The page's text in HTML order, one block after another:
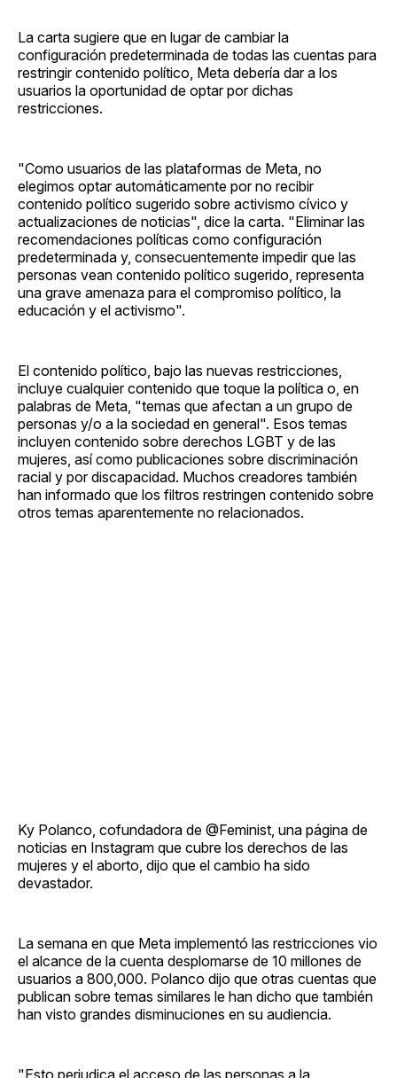
La carta sugiere que en lugar de cambiar la
configuración predeterminada de todas las cuentas para
restringir contenido político, Meta debería dar a los
usuarios la oportunidad de optar por dichas
restricciones.
"Como usuarios de las plataformas de Meta, no
elegimos optar automáticamente por no recibir
contenido político sugerido sobre activismo cívico y
actualizaciones de noticias", dice la carta. "Eliminar las
recomendaciones políticas como configuración
predeterminada y, consecuentemente impedir que las
personas vean contenido político sugerido, representa
una grave amenaza para el compromiso político, la
educación y el activismo".
El contenido político, bajo las nuevas restricciones,
incluye cualquier contenido que toque la política o, en
palabras de Meta, "temas que afectan a un grupo de
personas y/o a la sociedad en general". Esos temas
incluyen contenido sobre derechos LGBT y de las
mujeres, así como publicaciones sobre discriminación
racial y por discapacidad. Muchos creadores también
han informado que los filtros restringen contenido sobre
otros temas aparentemente no relacionados.
Ky Polanco, cofundadora de @Feminist, una página de
noticias en Instagram que cubre los derechos de las
mujeres y el aborto, dijo que el cambio ha sido
devastador.
La semana en que Meta implementó las restricciones vio
el alcance de la cuenta desplomarse de 10 millones de
usuarios a 800,000. Polanco dijo que otras cuentas que
publican sobre temas similares le han dicho que también
han visto grandes disminuciones en su audiencia.
"Esto perjudica el acceso de las personas a la